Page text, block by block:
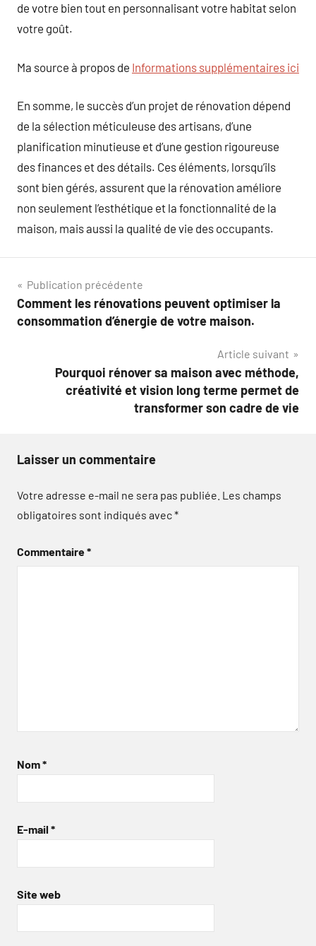
de votre bien tout en personnalisant votre habitat selon
votre goût.
Ma source à propos de Informations supplémentaires ici
En somme, le succès d’un projet de rénovation dépend
de la sélection méticuleuse des artisans, d’une
planification minutieuse et d’une gestion rigoureuse
des finances et des détails. Ces éléments, lorsqu’ils
sont bien gérés, assurent que la rénovation améliore
non seulement l’esthétique et la fonctionnalité de la
maison, mais aussi la qualité de vie des occupants.
Navigation
de
Publication précédente
Comment les rénovations peuvent optimiser la
consommation d’énergie de votre maison.
Article suivant
Pourquoi rénover sa maison avec méthode,
créativité et vision long terme permet de
transformer son cadre de vie
Laisser un commentaire
Votre adresse e-mail ne sera pas publiée. Les champs
obligatoires sont indiqués avec*
Commentaire*
Nom*
E-mail *
Site web